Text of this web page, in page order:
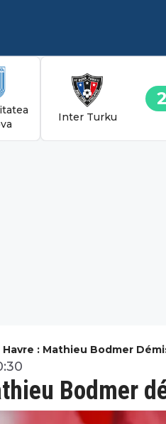
Inter Turku
2
Havre : Mathieu Bodmer
Bodmer